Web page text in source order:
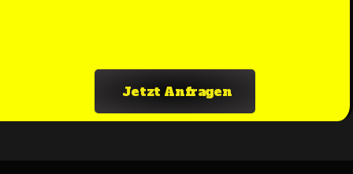
Jetzt Anfragen